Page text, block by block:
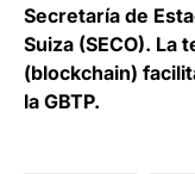
Secretaría de
Suiza (SECO). La
(blockchain)
la GBTP.